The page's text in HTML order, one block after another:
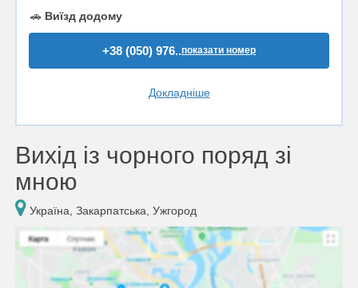
🚗 Виїзд додому
+38 (050) 976..показати номер
Докладніше
Вихід із чорного поряд зі
мною
Україна, Закарпатська, Ужгород